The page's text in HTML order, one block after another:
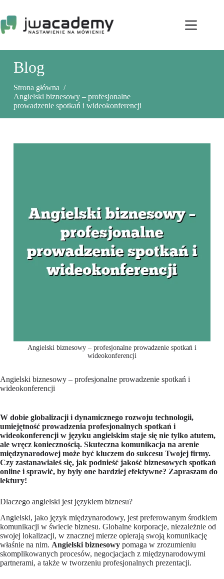
treści
Blog
Strona główna /
Angielski biznesowy – profesjonalne
prowadzenie spotkań i wideokonferencji
Angielski biznesowy – profesjonalne prowadzenie spotkań i
wideokonferencji
Angielski biznesowy – profesjonalne prowadzenie spotkań i
wideokonferencji
W dobie globalizacji i dynamicznego rozwoju technologii,
umiejętność prowadzenia profesjonalnych spotkań i
wideokonferencji w języku angielskim staje się nie tylko atutem,
ale wręcz koniecznością. Skuteczna komunikacja na arenie
międzynarodowej może być kluczem do sukcesu Twojej firmy.
Czy zastanawiałeś się, jak podnieść jakość biznesowych spotkań
online i sprawić, by były one bardziej efektywne? Zapraszam do
lektury!
Dlaczego angielski jest językiem biznesu?
Angielski, jako język międzynarodowy, jest preferowanym środkiem
komunikacji w świecie biznesu. Globalne korporacje, niezależnie od
swojej lokalizacji, w znacznej mierze opierają swoją komunikację
właśnie na nim. Angielski biznesowy pomaga w zrozumieniu
skomplikowanych procesów, negocjacjach z międzynarodowymi
partnerami, a także w tworzeniu profesjonalnych prezentacji.